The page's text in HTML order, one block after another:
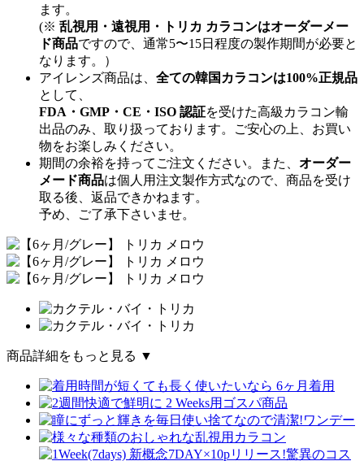
ます。
(※ 乱視用・遠視用・トリカ カラコンはオーダーメー
ド商品ですので、 通常5〜15日程度の製作期間が必要と
なります。）
アイレンズ商品は、 全ての韓国カラコンは100%正規品
として、
FDA・GMP・CE・ISO 認証を受けた高級カラコン輸
出品のみ、取り扱っております。ご安心の上、お買い
物をお楽しみください。
期間の余裕を持ってご注文ください。また、 オーダー
メード商品は個人用注文製作方式なので、商品を受け
取る後、返品できかねます。
予め、ご了承下さいませ。
商品詳細をもっと見る ▼